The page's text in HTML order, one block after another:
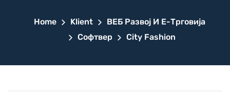
Home Klient
ВЕБ Развој И Е-Трговија
Софтвер
City Fashion